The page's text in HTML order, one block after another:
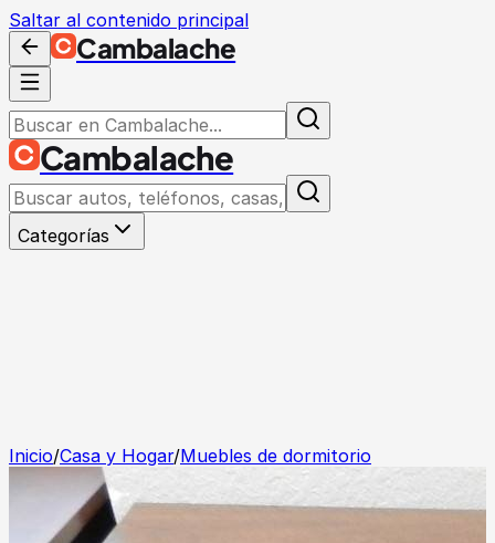
Saltar al contenido principal
Cambalache
Cambalache
Categorías
Inicio/Casa y Hogar/Muebles de dormitorio